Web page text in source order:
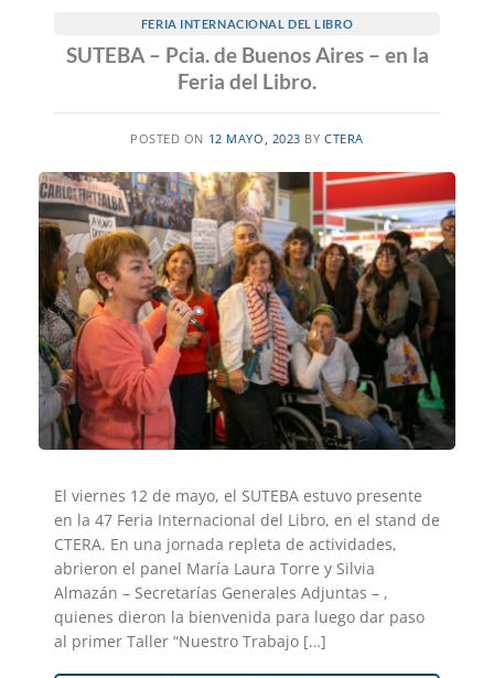
FERIA INTERNACIONAL DEL LIBRO
SUTEBA – Pcia. de Buenos Aires – en la
Feria del Libro.
POSTED ON 12 MAYO, 2023 BYCTERA
El viernes 12 de mayo, el SUTEBA estuvo presente
en la 47 Feria Internacional del Libro, en el stand de
CTERA. En una jornada repleta de actividades,
abrieron el panel María Laura Torre y Silvia
Almazán – Secretarías Generales Adjuntas – ,
quienes dieron la bienvenida para luego dar paso
al primer Taller “Nuestro Trabajo […]